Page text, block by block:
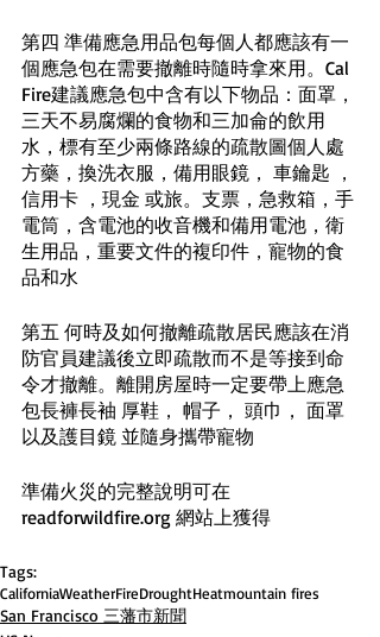
第四 準備應急用品包每個人都應該有一
個應急包在需要撤離時隨時拿來用。Cal
Fire建議應急包中含有以下物品：面罩，
三天不易腐爛的食物和三加侖的飲用
水，標有至少兩條路線的疏散圖個人處
方藥，換洗衣服，備用眼鏡， 車鑰匙 ，
信用卡 ，現金 或旅。支票，急救箱，手
電筒，含電池的收音機和備用電池，衛
生用品，重要文件的複印件，寵物的食
品和水
第五 何時及如何撤離疏散居民應該在消
防官員建議後立即疏散而不是等接到命
令才撤離。離開房屋時一定要帶上應急
包長褲長袖 厚鞋， 帽子， 頭巾， 面罩
以及護目鏡 並隨身攜帶寵物
準備火災的完整說明可在
readforwildfire.org 網站上獲得
Tags:
CaliforniaWeatherFireDroughtHeatmountain fires
San Francisco 三藩市新聞